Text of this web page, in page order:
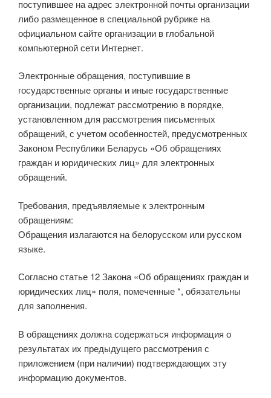
поступившее на адрес электронной почты организации
либо размещенное в специальной рубрике на
официальном сайте организации в глобальной
компьютерной сети Интернет.
Электронные обращения, поступившие в
государственные органы и иные государственные
организации, подлежат рассмотрению в порядке,
установленном для рассмотрения письменных
обращений, с учетом особенностей, предусмотренных
Законом Республики Беларусь «Об обращениях
граждан и юридических лиц» для электронных
обращений.
Требования, предъявляемые к электронным
обращениям:
Обращения излагаются на белорусском или русском
языке.
Согласно статье 12 Закона «Об обращениях граждан и
юридических лиц» поля, помеченные *, обязательны
для заполнения.
В обращениях должна содержаться информация о
результатах их предыдущего рассмотрения с
приложением (при наличии) подтверждающих эту
информацию документов.